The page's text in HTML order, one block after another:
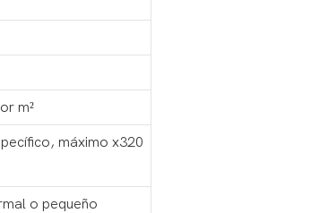
m²
máximo x320
o pequeño